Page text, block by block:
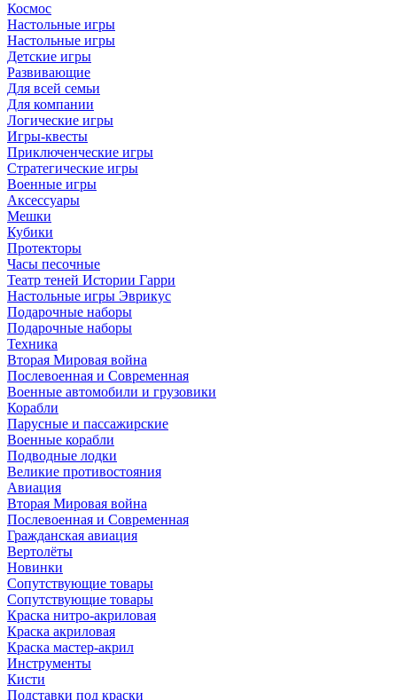
Космос
Настольные игры
Настольные игры
Детские игры
Развивающие
Для всей семьи
Для компании
Логические игры
Игры-квесты
Приключенческие игры
Стратегические игры
Военные игры
Аксессуары
Мешки
Кубики
Протекторы
Часы песочные
Театр теней Истории Гарри
Настольные игры Эврикус
Подарочные наборы
Подарочные наборы
Техника
Вторая Мировая война
Послевоенная и Современная
Военные автомобили и грузовики
Корабли
Парусные и пассажирские
Военные корабли
Подводные лодки
Великие противостояния
Авиация
Вторая Мировая война
Послевоенная и Современная
Гражданская авиация
Вертолёты
Новинки
Сопутствующие товары
Сопутствующие товары
Краска нитро-акриловая
Краска акриловая
Краска мастер-акрил
Инструменты
Кисти
Подставки под краски